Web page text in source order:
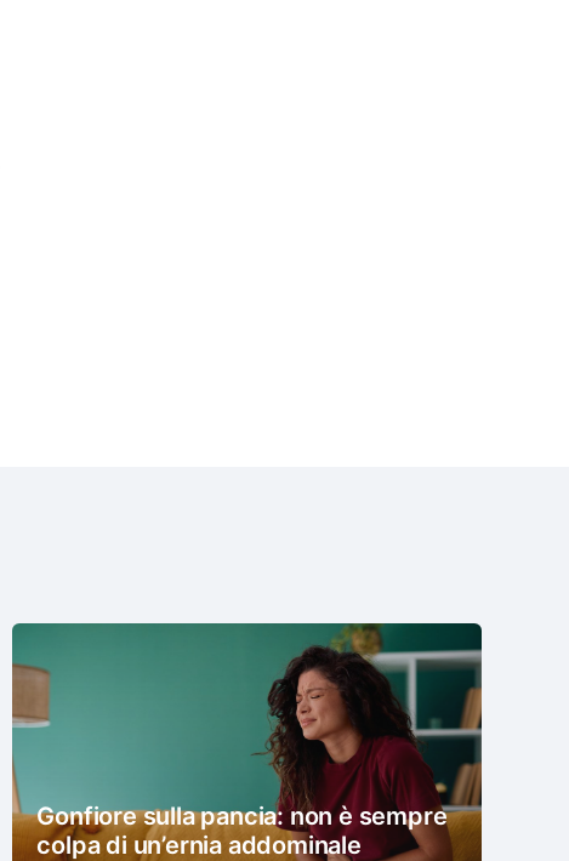
Gonfiore sulla pancia: non è sempre
colpa di un’ernia addominale